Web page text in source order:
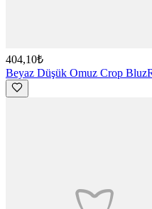
404,10₺
Beyaz Düşük Omuz Crop Bluz